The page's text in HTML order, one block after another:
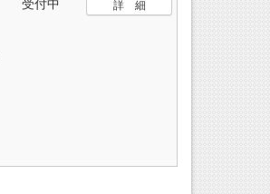
受付中 詳 細